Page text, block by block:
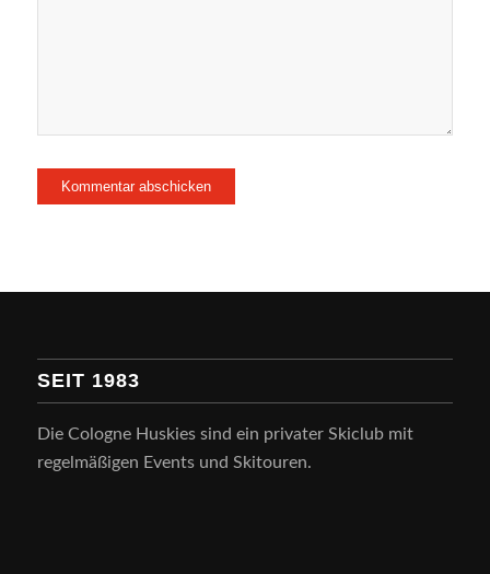
SEIT 1983
Die Cologne Huskies sind ein privater Skiclub mit
regelmäßigen Events und Skitouren.